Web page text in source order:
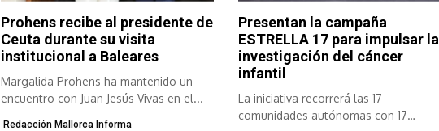
Prohens recibe al presidente de
Ceuta durante su visita
institucional a Baleares
Margalida Prohens ha mantenido un
encuentro con Juan Jesús Vivas en el...
Redacción Mallorca Informa
Presentan la campaña
ESTRELLA 17 para impulsar la
investigación del cáncer
infantil
La iniciativa recorrerá las 17
comunidades autónomas con 17